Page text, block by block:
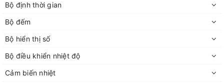
Bộ định thời gian
Bộ đếm
Bộ hiển thị số
Bộ điều khiển nhiệt độ
Cảm biến nhiệt